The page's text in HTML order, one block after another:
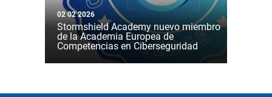
02 02 2026
Stormshield Academy nuevo miembro
de la Academia Europea de
Competencias en Ciberseguridad